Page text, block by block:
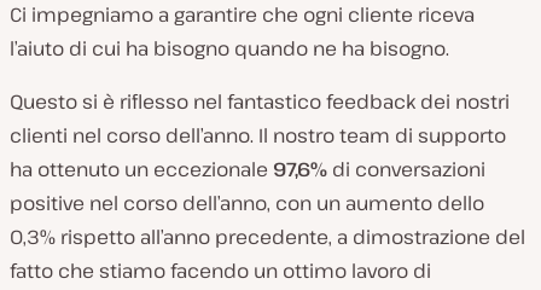
Ci impegniamo a garantire che ogni cliente riceva
l’aiuto di cui ha bisogno quando ne ha bisogno.
Questo si è riflesso nel fantastico feedback dei nostri
clienti nel corso dell’anno. Il nostro team di supporto
ha ottenuto un eccezionale 97,6% di conversazioni
positive nel corso dell’anno, con un aumento dello
0,3% rispetto all’anno precedente, a dimostrazione del
fatto che stiamo facendo un ottimo lavoro di